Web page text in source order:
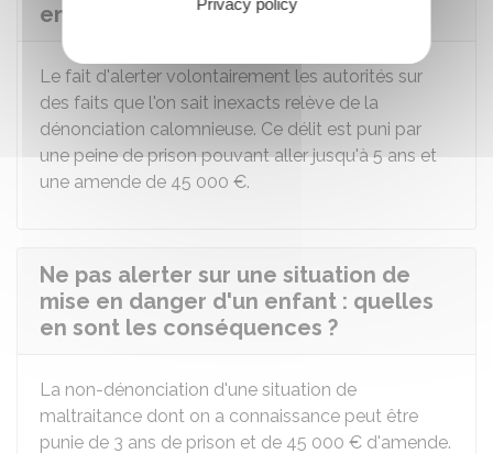
en sont les conséquences ?
Le fait d'alerter volontairement les autorités sur
des faits que l'on sait inexacts relève de la
dénonciation calomnieuse. Ce délit est puni par
une peine de prison pouvant aller jusqu'à 5 ans et
une amende de 45 000 €.
Ne pas alerter sur une situation de
mise en danger d'un enfant : quelles
en sont les conséquences ?
La non-dénonciation d'une situation de
maltraitance dont on a connaissance peut être
punie de 3 ans de prison et de 45 000 € d'amende.
Privacy policy